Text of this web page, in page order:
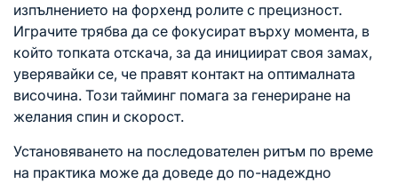
изпълнението на форхенд ролите с прецизност.
Играчите трябва да се фокусират върху момента, в
който топката отскача, за да инициират своя замах,
уверявайки се, че правят контакт на оптималната
височина. Този тайминг помага за генериране на
желания спин и скорост.
Установяването на последователен ритъм по време
на практика може да доведе до по-надеждно